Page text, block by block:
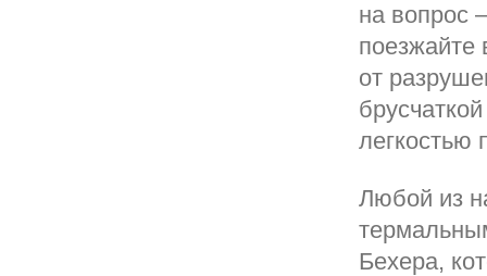
на вопрос
поезжайте
от
легкостью
Любой из
Бехера,